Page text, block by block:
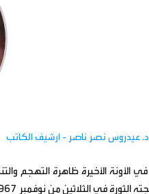
د. عيدروس نصر ناصر - ارشيف الكاتب